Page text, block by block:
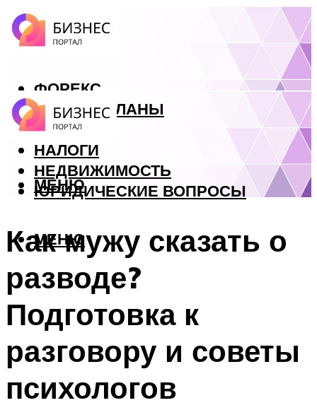
ФОРЕКС
БИЗНЕС ПЛАНЫ
КРЕДИТЫ
НАЛОГИ
НЕДВИЖИМОСТЬ
ЮРИДИЧЕСКИЕ ВОПРОСЫ
МЕНЮ
МЕНЮ
Как мужу сказать о
разводе?
Подготовка к
разговору и советы
психологов